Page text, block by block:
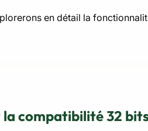
en détail la
la compatibilité 32